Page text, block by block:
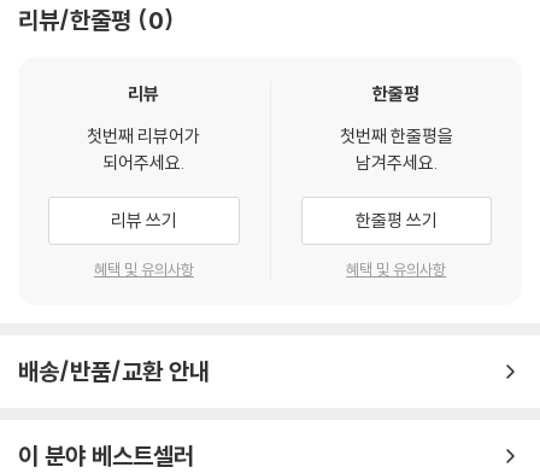
리뷰/한줄평 0
리뷰
첫번째 리뷰어가
되어주세요.
리뷰 쓰기
혜택 및 유의사항
한줄평
첫번째 한줄평을
남겨주세요.
한줄평 쓰기
혜택 및 유의사항
배송/반품/교환 안내
이 분야 베스트셀러